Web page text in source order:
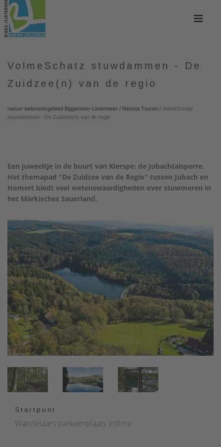
VolmeSchatz stuwdammen - De
Zuidzee(n) van de regio
natuur-belevenisgebied Biggemeer-Listermeer / Neusta Touren / VolmeSchatz
stuwdammen - De Zuidzee(n) van de regio
Een juweeltje in de buurt van Kierspe: de Jubachtalsperre.
Het themapad "De Zuidzee van de Regio" tussen Jubach en
Homert biedt veel wetenswaardigheden over stuwmeren in
het Märkisches Sauerland.
Startpunt
Wandelaars parkeerplaats Vollme